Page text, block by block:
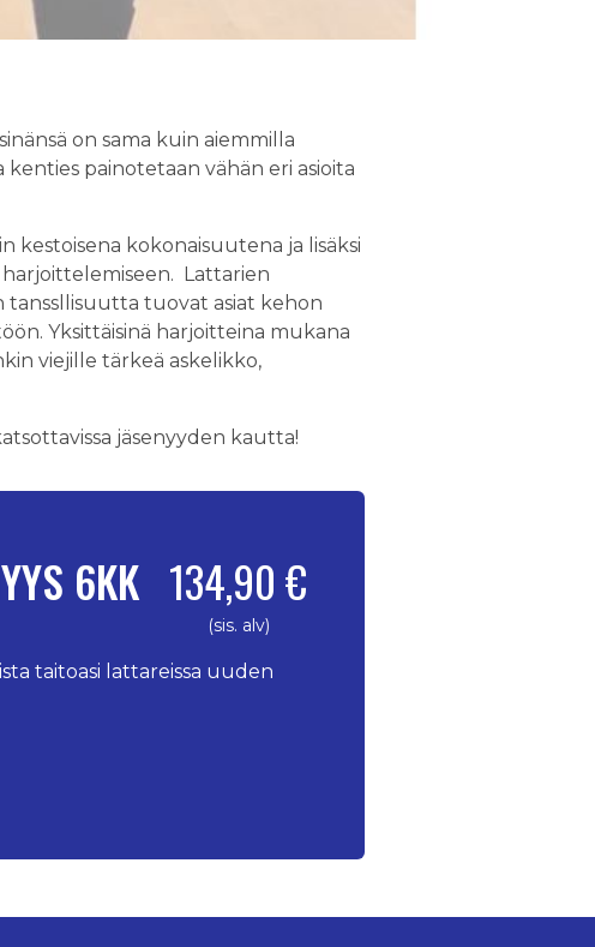
on sama kuin aiemmilla
painotetaan vähän eri asioita
kestoisena kokonaisuutena ja lisäksi
harjoittelemiseen. Lattarien
tanssllisuutta tuovat asiat kehon
Yksittäisinä harjoitteina mukana
viejille tärkeä askelikko,
jäsenyyden kautta!
6KK 134,90 €
(sis. alv)
taitoasi lattareissa uuden